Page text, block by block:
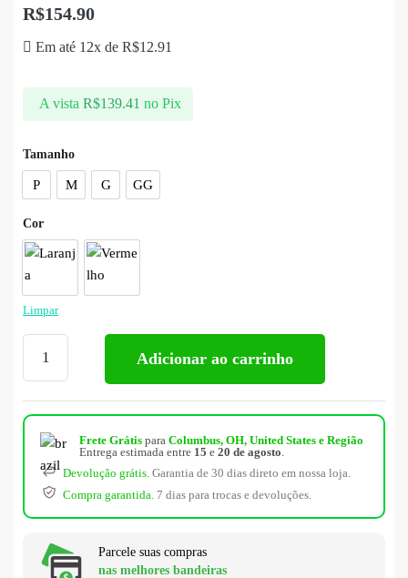
R$154.90
Em até 12x de R$12.91
A vista R$139.41 no Pix
Tamanho
P M G GG
Cor
Limpar
Adicionar ao carrinho
Frete Grátis para Columbus, OH, United States e Região
Entrega estimada entre 15 e 20 de agosto
Devolução grátis. Garantia de 30 dias direto em nossa loja.
Compra garantida. 7 dias para trocas e devoluções.
Parcele suas compras
nas melhores bandeiras